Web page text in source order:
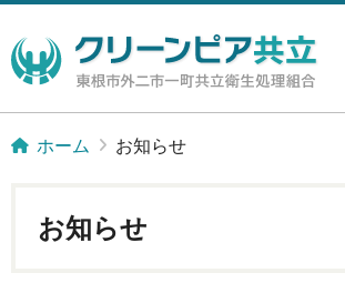
ホーム お知らせ
お知らせ